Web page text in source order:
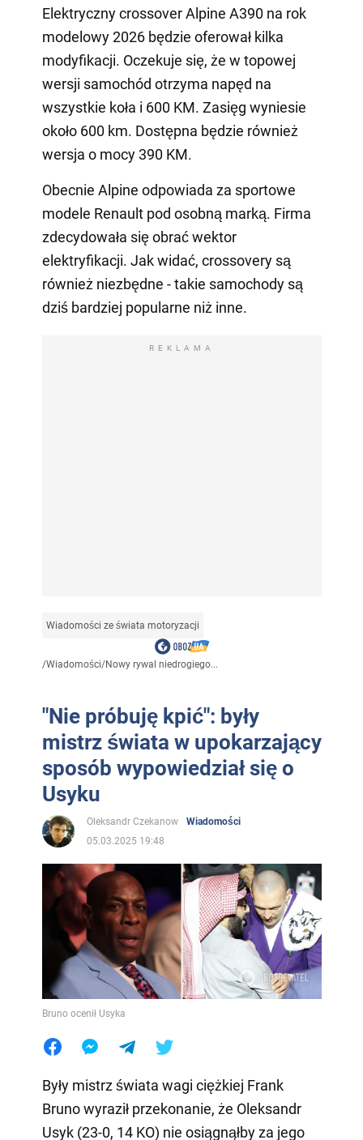
Elektryczny crossover Alpine A390 na rok
modelowy 2026 będzie oferował kilka
modyfikacji. Oczekuje się, że w topowej
wersji samochód otrzyma napęd na
wszystkie koła i 600 KM. Zasięg wyniesie
około 600 km. Dostępna będzie również
wersja o mocy 390 KM.
Obecnie Alpine odpowiada za sportowe
modele Renault pod osobną marką. Firma
zdecydowała się obrać wektor
elektryfikacji. Jak widać, crossovery są
również niezbędne - takie samochody są
dziś bardziej popularne niż inne.
REKLAMA
Wiadomości ze świata motoryzacji
/Wiadomości/Nowy rywal niedrogiego...
"Nie próbuję kpić": były
mistrz świata w upokarzający
sposób wypowiedział się o
Usyku
Oleksandr Czekanow
Wiadomości
05.03.2025 19:48
Bruno ocenił Usyka
Były mistrz świata wagi ciężkiej Frank
Bruno wyraził przekonanie, że Oleksandr
Usyk (23-0, 14 KO) nie osiągnąłby za jego